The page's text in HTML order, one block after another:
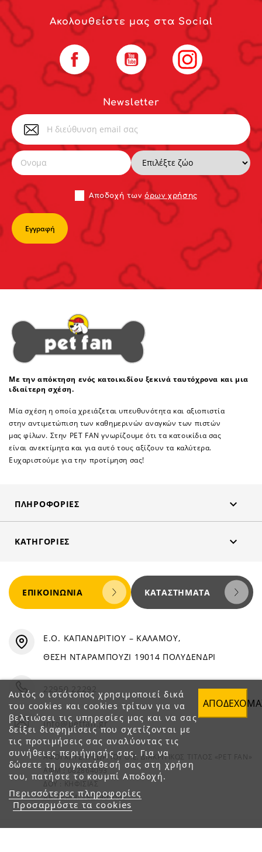
Newsletter
Αποδoχή τωνόρων χρήσης
Ακολουθείστε μας στα Social
Facebook YouTube Instagram
Με την απόκτηση ενός κατοικιδίου ξεκινά ταυτόχρονα και μια
ιδιαίτερη σχέση.
Μία σχέση η οποία χρειάζεται υπευθυνότητα και αξιοπιστία
στην αντιμετώπιση των καθημερινών αναγκών των πιστών
μας φίλων. Στην PET FAN γνωρίζουμε ότι τα κατοικίδια σας
είναι ανεκτίμητα και για αυτό τους αξίζουν τα καλύτερα.
Ευχαριστούμε για την προτίμηση σας!
ΠΛΗΡΟΦΟΡΊΕΣ 
ΚΑΤΗΓΟΡΊΕΣ 
Αυτός ο ιστότοπος χρησιμοποιεί δικά
του cookies και cookies τρίτων για να
βελτιώσει τις υπηρεσίες μας και να σας
δείξει διαφημίσεις που σχετίζονται με
τις προτιμήσεις σας αναλύοντας τις
συνήθειες περιήγησής σας. Για να
δώσετε τη συγκατάθεσή σας στη χρήση
του, πατήστε το κουμπί Αποδοχή.
Περισσότερες πληροφορίες
Προσαρμόστε τα cookies
ΕΠΙΚΟΙΝΩΝΊΑ ΚΑΤΑΣΤΉΜΑΤΑ
Ε.Ο. ΚΑΠΑΝΔΡΙΤΙΟΥ – ΚΑΛΑΜΟΥ,
ΘΕΣΗ ΝΤΑΡΑΜΠΟΥΖΙ 19014 ΠΟΛΥΔΕΝΔΡΙ
22950 22292
info@petfan.gr
ΑΦΟΙ ΧΑΤΖΗΓΕΩΡΓΙΟΥ Ο.Ε. ΔΙΑΚΡΙΤΙΚΟΣ ΤΙΤΛΟΣ «PET FAN»
ΑΦΜ : 082864093
ΔΟΥ : ΚΗΦΙΣΙΑΣ
ΑΡ. ΓΕΜΗ: 1821901000